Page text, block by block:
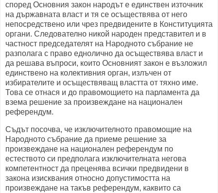
според Основния закон народът е единствен източник
на държавната власт и тя се осъществява от него
непосредствено или чрез предвидените в Конституцията
органи. Следователно никой народен представител и в
частност председателят на Народното събрание не
разполага с право еднолично да осъществява власт и
да решава въпроси, които Основният закон е възложил
единствено на колективния орган, излъчен от
избирателите и осъществяващ властта от тяхно име.
Това се отнася и до правомощието на парламента да
взема решение за произвеждане на национален
референдум.
Съдът посочва, че изключителното правомощие на
Народното събрание да приеме решение за
произвеждане на национален референдум по
естеството си предполага изключителната негова
компетентност да преценява всички предвидени в
закона изисквания относно допустимостта на
произвеждане на такъв референдум, каквито са